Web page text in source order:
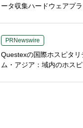
ータ収集ハードウェアプ
PRNewswire
Questexの国際ホスピタリ
ム・アジア：域内のホス